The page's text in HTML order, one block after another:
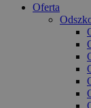
Oferta